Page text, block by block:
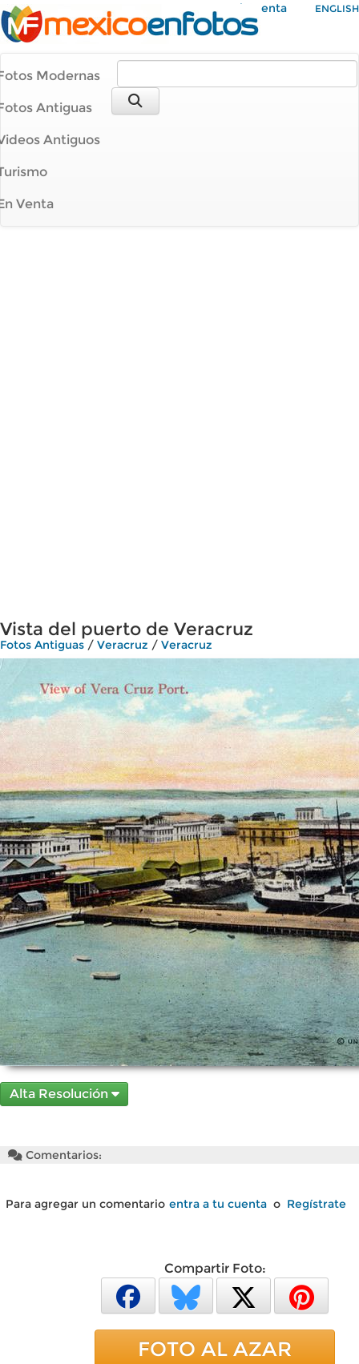
Mi Cuenta ENGLISH
Modernas
Antiguas
Antiguos
Venta
Vista del puerto de Veracruz
Fotos Antiguas / Veracruz / Veracruz
Alta Resolución
Comentarios:
Para agregar un comentario entra a tu cuenta o Regístrate
Compartir Foto:
FOTO AL AZAR